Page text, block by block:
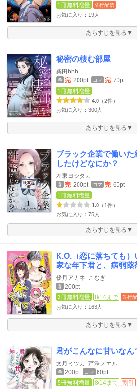
1冊無料増量
先行配信
お気に入り：19人
あらすじを見る▼
秘密の棲む部屋
柴田bbb
巻 完 200pt コマ 完 70pt
1冊無料増量
4.0 （2件）
お気に入り：300人
あらすじを見る▼
ブラック企業で働いた
したけどなにか？
左東ヨシタカ
巻 完 200pt コマ 完 60pt
1冊無料増量
1.0 （1件）
お気に入り：75人
あらすじを見る▼
K.O.（恋に落ちても
家な年下君と、病弱薬
優月アカネ こむぎ
巻 200pt
3冊無料増量
8/14まで 先行
お気に入り：163人
あらすじを見る▼
君がこんなに甘いなん
文月ミツカ 芹澤ノエル
巻 200pt コマ 60pt
5冊無料増量
8/14まで 割引